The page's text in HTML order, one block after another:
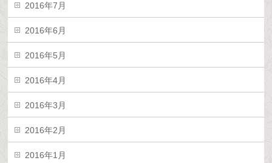
2016年7月
2016年6月
2016年5月
2016年4月
2016年3月
2016年2月
2016年1月